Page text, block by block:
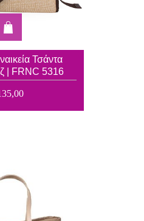
Τσάντα
| FRNC 5316